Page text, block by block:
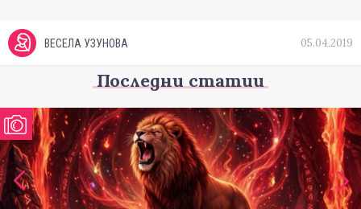
ВЕСЕЛА УЗУНОВА 05.04.2019
Последни статии